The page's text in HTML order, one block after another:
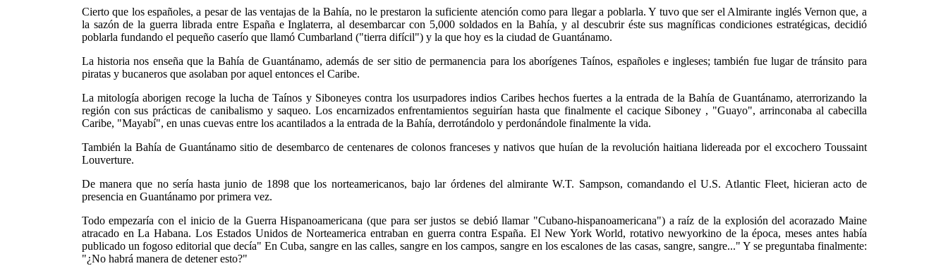
Cierto que los españoles, a pesar de las ventajas de la Bahía, no le prestaron la suficiente atención como para llegar a poblarla. Y tuvo que ser el Almirante inglés Vernon que, a
la sazón de la guerra librada entre España e Inglaterra, al desembarcar con 5,000 soldados en la Bahía, y al descubrir éste sus magníficas condiciones estratégicas, decidió
poblarla fundando el pequeño caserío que llamó Cumbarland ("tierra difícil") y la que hoy es la ciudad de Guantánamo.
La historia nos enseña que la Bahía de Guantánamo, además de ser sitio de permanencia para los aborígenes Taínos, españoles e ingleses; también fue lugar de tránsito para
piratas y bucaneros que asolaban por aquel entonces el Caribe.
La mitología aborigen recoge la lucha de Taínos y Siboneyes contra los usurpadores indios Caribes hechos fuertes a la entrada de la Bahía de Guantánamo, aterrorizando la
región con sus prácticas de canibalismo y saqueo. Los encarnizados enfrentamientos seguirían hasta que finalmente el cacique Siboney , "Guayo", arrinconaba al cabecilla
Caribe, "Mayabí", en unas cuevas entre los acantilados a la entrada de la Bahía, derrotándolo y perdonándole finalmente la vida.
También la Bahía de Guantánamo sitio de desembarco de centenares de colonos franceses y nativos que huían de la revolución haitiana lidereada por el excochero Toussaint
Louverture.
De manera que no sería hasta junio de 1898 que los norteamericanos, bajo lar órdenes del almirante W.T. Sampson, comandando el U.S. Atlantic Fleet, hicieran acto de
presencia en Guantánamo por primera vez.
Todo empezaría con el inicio de la Guerra Hispanoamericana (que para ser justos se debió llamar "Cubano-hispanoamericana") a raíz de la explosión del acorazado Maine
atracado en La Habana. Los Estados Unidos de Norteamerica entraban en guerra contra España. El New York World, rotativo newyorkino de la época, meses antes había
publicado un fogoso editorial que decía" En Cuba, sangre en las calles, sangre en los campos, sangre en los escalones de las casas, sangre, sangre..." Y se preguntaba finalmente:
"¿No habrá manera de detener esto?"